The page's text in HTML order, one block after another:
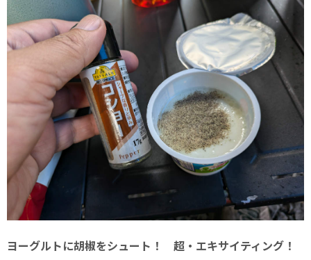
ヨーグルトに胡椒をシュート！ 超・エキサイティング！